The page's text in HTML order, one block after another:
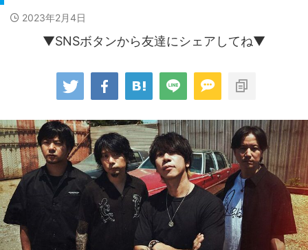
2023年2月4日
▼SNSボタンから友達にシェアしてね▼